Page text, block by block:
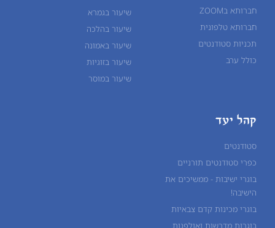
חברותא בZOOM
חברותא טלפונית
תכניות סטודנטים
כולל ערב
שיעור בגמרא
שיעור בהלכה
שיעור באמונה
שיעור בזוגיות
שיעור במוסר
קהל יעד
סטודנטים
כפרי סטודנטים תורניים
בוגרי ישיבות - ממשיכים את
הישיבה!
בוגרי מכינות קדם צבאיות
בוגרות מדרשות ואולפנות